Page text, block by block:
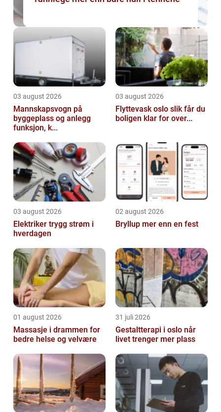
03 august 2026
Mannskapsvogn på
byggeplass og anlegg
funksjon, k...
03 august 2026
Flyttevask oslo slik får du
boligen klar for over...
03 august 2026
Elektriker trygg strøm i
hverdagen
02 august 2026
Bryllup mer enn en fest
01 august 2026
Massasje i drammen for
bedre helse og velvære
31 juli 2026
Gestaltterapi i oslo når
livet trenger mer plass